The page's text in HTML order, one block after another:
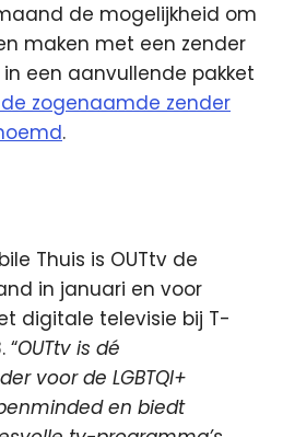
de mogelijkheid om
maken met een zender
een aanvullende pakket
zogenaamde zender
.
Thuis is OUTtv de
in januari en voor
digitale televisie bij T-
“OUTtv is dé
voor de LGBTQI+
en biedt